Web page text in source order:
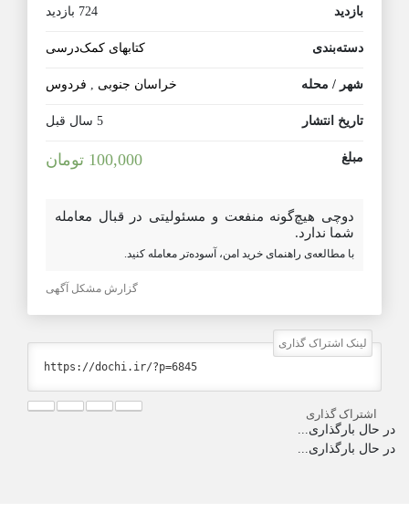
بازدید 724 بازدید
دسته‌بندی کتابهای کمک‌درسی
شهر / محله خراسان جنوبی , فردوس
تاریخ انتشار 5 سال قبل
مبلغ 100,000 تومان
دوچی هیچ‌گونه منفعت و مسئولیتی در قبال معامله
شما ندارد.
با مطالعه‌ی راهنمای خرید امن، آسوده‌تر معامله کنید.
گزارش مشکل آگهی
لینک اشتراک گذاری
اشتراک گذاری
در حال بارگذاری...
در حال بارگذاری...